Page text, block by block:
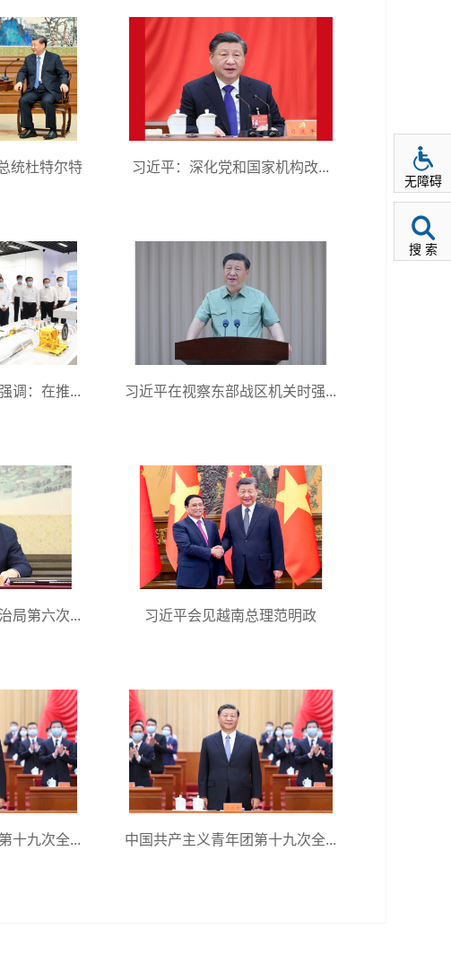
统杜特尔特 习近平：深化党和国家机构改...
调：在推... 习近平在视察东部战区机关时强...
局第六次... 习近平会见越南总理范明政
十九次全... 中国共产主义青年团第十九次全...
无障碍
搜 索